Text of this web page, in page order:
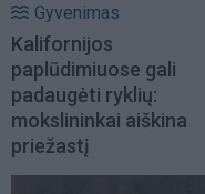
Gyvenimas
Kalifornijos
paplūdimiuose gali
padaugėti ryklių:
mokslininkai aiškina
priežastį